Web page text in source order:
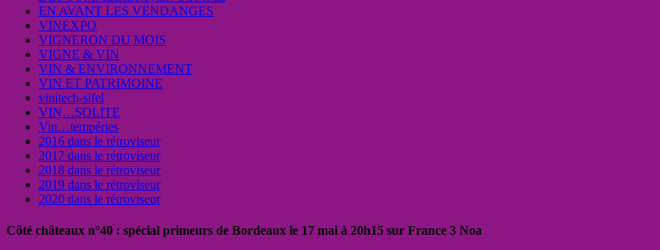
EN AVANT LES VENDANGES
VINEXPO
VIGNERON DU MOIS
VIGNE & VIN
VIN & ENVIRONNEMENT
VIN ET PATRIMOINE
vinitech-sifel
VIN…SOLITE
Vin…tempéries
2016 dans le rétroviseur
2017 dans le rétroviseur
2018 dans le rétroviseur
2019 dans le rétroviseur
2020 dans le rétroviseur
Côté châteaux n°40 : spécial primeurs de Bordeaux le 17 mai à 20h15 sur France 3 Noa